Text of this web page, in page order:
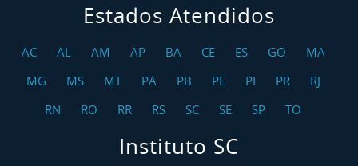
Estados Atendidos
AC AL AM AP BA CE ES GO
MA
MG
MS MT PA PB PE PI PR
RJ
RN
RO RR RS SC SE SP TO
Instituto SC